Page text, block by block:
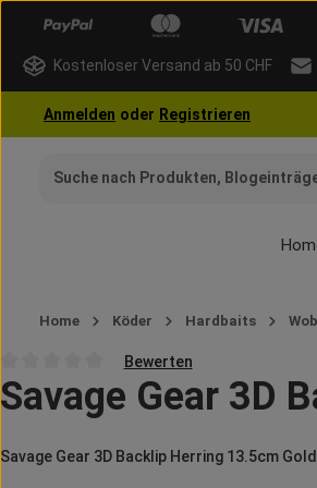
Hauptinhalt springen
Zur Suche springen
Zur Hauptnavigation springen
Kostenloser Versand ab 50 CHF
Anmelden oder Registrieren
Home Köder Hardbaits
Durchschnittliche Bewertung von 0 von 5
Bewerten
Savage Gear 3D
Savage Gear 3D Backlip Herring 13.5cm